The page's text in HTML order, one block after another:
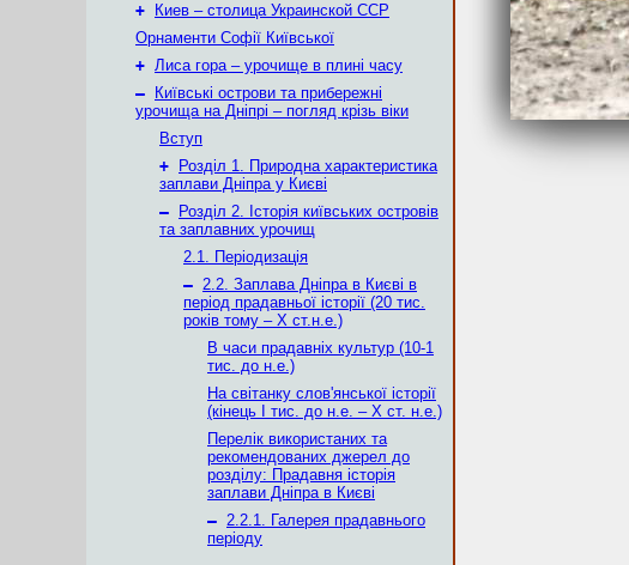
+
Киев – столица Украинской ССР
Орнаменти Софії Київської
+ Лиса гора – урочище в плині часу
–
Київські острови та прибережні
урочища на Дніпрі – погляд крізь віки
Вступ
+
Розділ 1. Природна характеристика
заплави Дніпра у Києві
–
Розділ 2. Історія київських островів
та заплавних урочищ
2.1. Періодизація
– 2.2. Заплава Дніпра в Києві в
період прадавньої історії (20 тис.
років тому – X ст.н.е.)
В часи прадавніх культур (10-1
тис. до н.е.)
На світанку слов'янської історії
(кінець І тис. до н.е. – X ст. н.е.)
Перелік використаних та
рекомендованих джерел до
розділу: Прадавня історія
заплави Дніпра в Києві
– 2.2.1. Галерея прадавнього
періоду